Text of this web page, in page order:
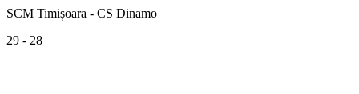
SCM Timișoara - CS Dinamo
29 - 28